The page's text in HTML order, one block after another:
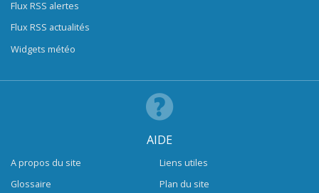
Flux RSS alertes
Flux RSS actualités
Widgets météo
AIDE
A propos du site
Glossaire
Liens utiles
Plan du site